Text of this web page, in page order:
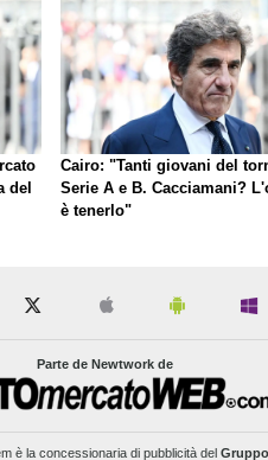
del
Cairo: "Tanti giovani del
Serie A e B. Cacciamani?
è tenerlo"
Parte de Newtwork de
è la concessionaria di pubblicità del